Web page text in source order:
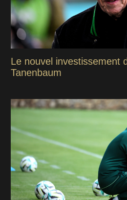
Le nouvel investissement
Tanenbaum